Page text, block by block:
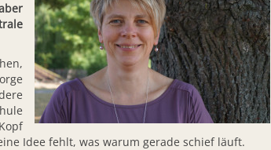
Idee fehlt, was warum gerade schief läuft.